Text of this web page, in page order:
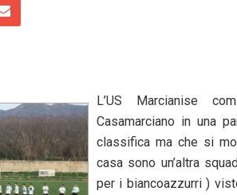
L’US Marcianise
Casamarciano in una
classifica ma che si
casa sono un’altra
per i biancoazzurri )